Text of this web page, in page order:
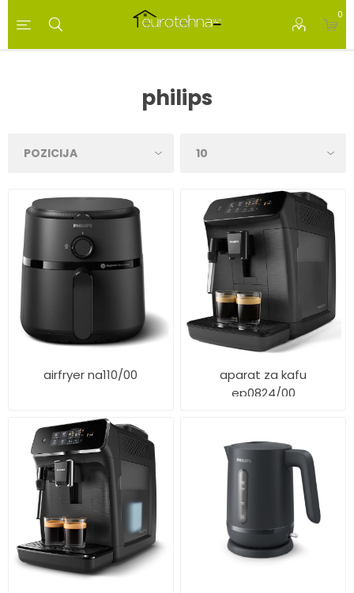
0
philips
airfryer na110/00
aparat za kafu
ep0824/00